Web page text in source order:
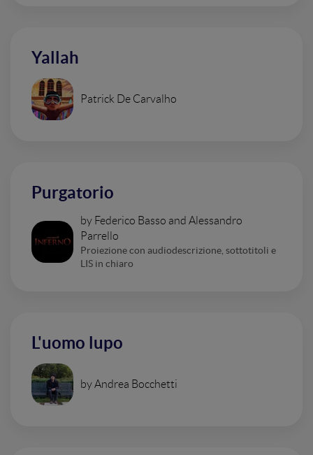
Yallah
Patrick De Carvalho
Purgatorio
by Federico Basso and Alessandro
Parrello
Proiezione con audiodescrizione, sottotitoli e
LIS in chiaro
L'uomo lupo
by Andrea Bocchetti